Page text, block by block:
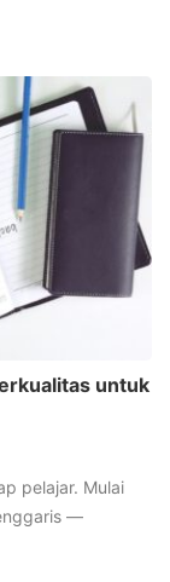
untuk
pelajar. Mulai
—